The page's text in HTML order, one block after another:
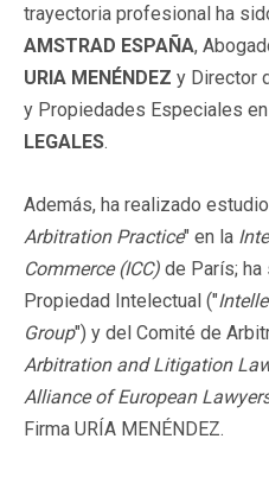
trayectoria profesional ha
AMSTRAD ESPAÑA,
URIA MENÉNDEZ y Director
y Propiedades Especiales
LEGALES.
Además, ha realizado
Arbitration Practice" en la
Commerce (ICC) de París;
Propiedad Intelectual ("
Group") y del Comité de
Arbitration and Litigation
Alliance of European
Firma URÍA MENÉNDEZ.